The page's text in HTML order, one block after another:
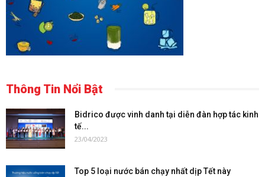
Thông Tin Nổi Bật
Bidrico được vinh danh tại diễn đàn hợp tác kinh
tế...
23/04/2023
Top 5 loại nước bán chạy nhất dịp Tết này